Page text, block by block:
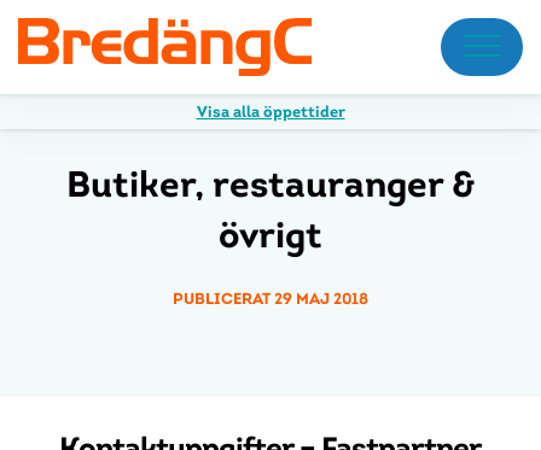
Meny
Visa alla öppettider
Butiker, restauranger &
övrigt
PUBLICERAT 29 MAJ 2018